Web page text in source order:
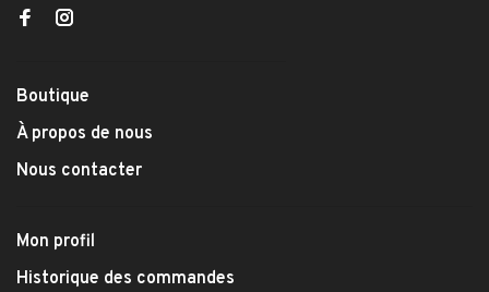
Boutique
À propos de nous
Nous contacter
Mon profil
Historique des commandes